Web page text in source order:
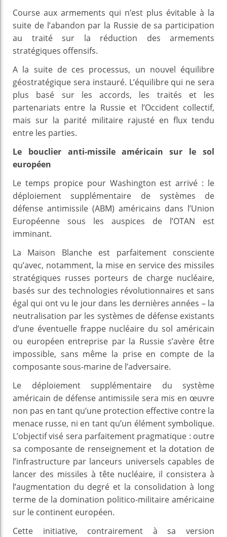
Course aux armements qui n’est plus évitable à la
suite de l’abandon par la Russie de sa participation
au traité sur la réduction des armements
stratégiques offensifs.
A la suite de ces processus, un nouvel équilibre
géostratégique sera instauré. L’équilibre qui ne sera
plus basé sur les accords, les traités et les
partenariats entre la Russie et l’Occident collectif,
mais sur la parité militaire rajusté en flux tendu
entre les parties.
Le bouclier anti-missile américain sur le sol
européen
Le temps propice pour Washington est arrivé : le
déploiement supplémentaire de systèmes de
défense antimissile (ABM) américains dans l’Union
Européenne sous les auspices de l’OTAN est
imminant.
La Maison Blanche est parfaitement consciente
qu’avec, notamment, la mise en service des missiles
stratégiques russes porteurs de charge nucléaire,
basés sur des technologies révolutionnaires et sans
égal qui ont vu le jour dans les dernières années – la
neutralisation par les systèmes de défense existants
d’une éventuelle frappe nucléaire du sol américain
ou européen entreprise par la Russie s’avère être
impossible, sans même la prise en compte de la
composante sous-marine de l’adversaire.
Le déploiement supplémentaire du système
américain de défense antimissile sera mis en œuvre
non pas en tant qu’une protection effective contre la
menace russe, ni en tant qu’un élément symbolique.
L’objectif visé sera parfaitement pragmatique : outre
sa composante de renseignement et la dotation de
l’infrastructure par lanceurs universels capables de
lancer des missiles à tête nucléaire, il consistera à
l’augmentation du degré et la consolidation à long
terme de la domination politico-militaire américaine
sur le continent européen.
Cette initiative, contrairement à sa version